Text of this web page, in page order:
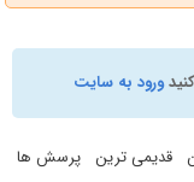
ورود به سایت
قدیمی ترین پرسش ها